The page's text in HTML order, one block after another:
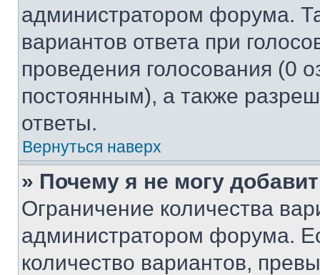
администратором форума.
вариантов ответа при
проведения голосования (0
постоянным), а также
ответы.
Вернуться наверх
» Почему я не могу
Ограничение количества
администратором форума.
количество вариантов,